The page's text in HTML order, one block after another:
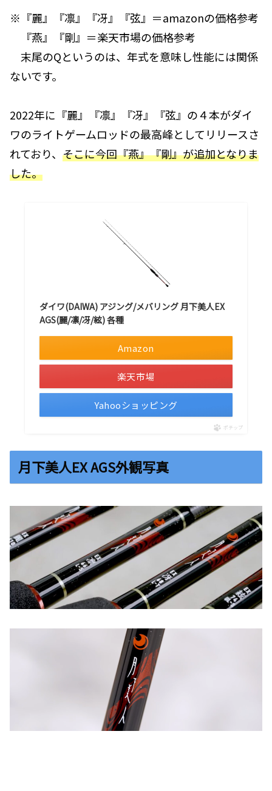
※『麗』『凛』『冴』『弦』＝amazonの価格参考
『燕』『剛』＝楽天市場の価格参考
末尾のQというのは、年式を意味し性能には関係
ないです。
2022年に『麗』『凛』『冴』『弦』の４本がダイ
ワのライトゲームロッドの最高峰としてリリースさ
れており、 そこに今回『燕』『剛』が追加となりま
した。
ダイワ(DAIWA) アジング/メバリング 月下美人EX
AGS(麗/凛/冴/絃) 各種
Amazon
楽天市場
Yahooショッピング
ポチップ
月下美人EX AGS外観写真